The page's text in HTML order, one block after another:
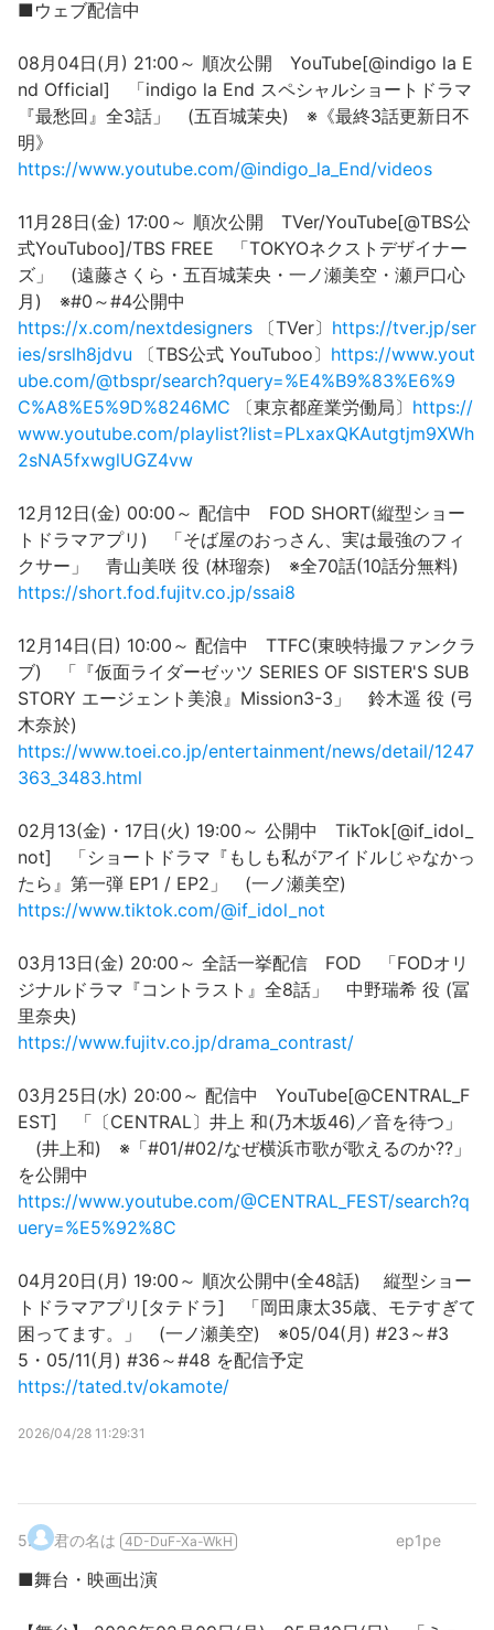
■ウェブ配信中
08月04日(月) 21:00～ 順次公開 YouTube[@indigo la E
nd Official] 「indigo la End スペシャルショートドラマ
『最愁回』全3話」 (五百城茉央) ※《最終3話更新日不
明》
https://www.youtube.com/@indigo_la_End/videos
11月28日(金) 17:00～ 順次公開 TVer/YouTube[@TBS公
式YouTuboo]/TBS FREE 「TOKYOネクストデザイナー
ズ」 (遠藤さくら・五百城茉央・一ノ瀬美空・瀬戸口心
月) ※#0～#4公開中
https://x.com/nextdesigners 〔TVer〕 https://tver.jp/ser
ies/srslh8jdvu 〔TBS公式 YouTuboo〕 https://www.yout
ube.com/@tbspr/search?query=%E4%B9%83%E6%9
C%A8%E5%9D%8246MC 〔東京都産業労働局〕 https://
www.youtube.com/playlist?list=PLxaxQKAutgtjm9XWh
2sNA5fxwglUGZ4vw
12月12日(金) 00:00～ 配信中 FOD SHORT(縦型ショー
トドラマアプリ) 「そば屋のおっさん、実は最強のフィ
クサー」 青山美咲 役 (林瑠奈) ※全70話(10話分無料)
https://short.fod.fujitv.co.jp/ssai8
12月14日(日) 10:00～ 配信中 TTFC(東映特撮ファンクラ
ブ) 「『仮面ライダーゼッツ SERIES OF SISTER'S SUB
STORY エージェント美浪』Mission3-3」 鈴木遥 役 (弓
木奈於)
https://www.toei.co.jp/entertainment/news/detail/1247
363_3483.html
02月13(金)・17日(火) 19:00～ 公開中 TikTok[@if_idol_
not] 「ショートドラマ『もしも私がアイドルじゃなかっ
たら』第一弾 EP1 / EP2」 (一ノ瀬美空)
https://www.tiktok.com/@if_idol_not
03月13日(金) 20:00～ 全話一挙配信 FOD 「FODオリ
ジナルドラマ『コントラスト』全8話」 中野瑞希 役 (冨
里奈央)
https://www.fujitv.co.jp/drama_contrast/
03月25日(水) 20:00～ 配信中 YouTube[@CENTRAL_F
EST] 「〔CENTRAL〕井上 和(乃木坂46)／音を待つ」
(井上和) ※「#01/#02/なぜ横浜市歌が歌えるのか??」
を公開中
https://www.youtube.com/@CENTRAL_FEST/search?q
uery=%E5%92%8C
04月20日(月) 19:00～ 順次公開中(全48話) 縦型ショー
トドラマアプリ[タテドラ] 「岡田康太35歳、モテすぎて
困ってます。」 (一ノ瀬美空) ※05/04(月) #23～#3
5・05/11(月) #36～#48 を配信予定
https://tated.tv/okamote/
2026/04/28 11:29:31
5. 君の名は 4D-DuF-Xa-WkH ep1pe
■舞台・映画出演